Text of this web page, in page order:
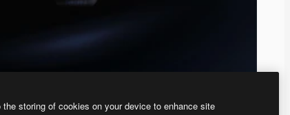
storing of cookies on your device to enhance site